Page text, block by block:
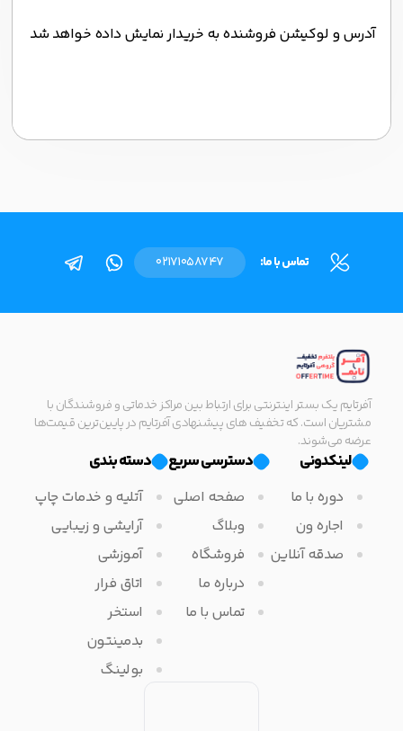
آدرس و لوکیشن فروشنده به خریدار نمایش داده خواهد شد
تماس با ما: 02171058747
آفرتایم یک بستر اینترنتی برای ارتباط بین مراکز خدماتی و فروشندگان با
مشتریان است. که تخفیف های پیشنهادی آفرتایم در پایین‌ترین قیمت‌ها
عرضه می‌شوند.
لینکدونی
دوره با ما
اجاره ون
صدقه آنلاین
دسترسی سریع
صفحه اصلی
وبلاگ
فروشگاه
درباره ما
تماس با ما
دسته بندی
آتلیه و خدمات چاپ
آرایشی و زیبایی
آموزشی
اتاق فرار
استخر
بدمینتون
بولینگ